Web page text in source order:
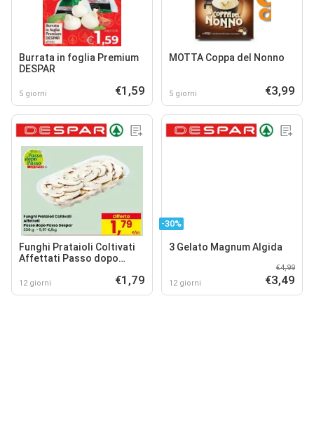
Burrata in foglia Premium
DESPAR
5 giorni €1,59
MOTTA Coppa del Nonno
5 giorni €3,99
Funghi Prataioli Coltivati
Affettati Passo dopo
12 giorni €1,79
-30%
3 Gelato Magnum Algida
12 giorni
€4,99
€3,49